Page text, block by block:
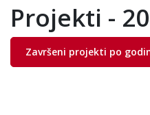
Projekti -
Završeni projekti po